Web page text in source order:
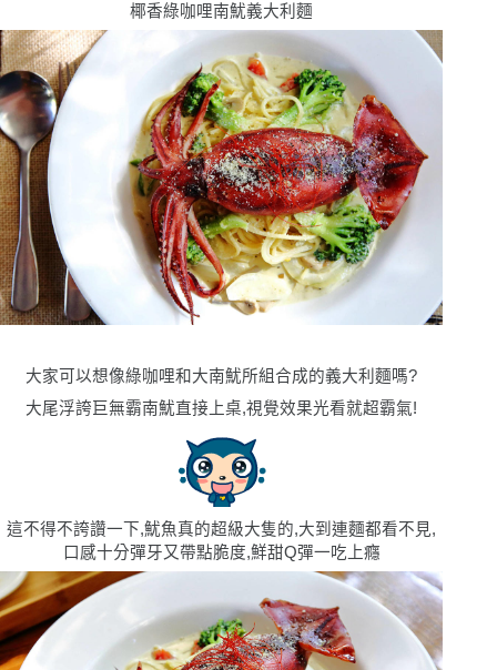
椰香綠咖哩南魷義大利麵
大家可以想像綠咖哩和大南魷所組合成的義大利麵嗎?
大尾浮誇巨無霸南魷直接上桌,視覺效果光看就超霸氣!
這不得不誇讚一下,魷魚真的超級大隻的,大到連麵都看不見,
口感十分彈牙又帶點脆度,鮮甜Q彈一吃上癮